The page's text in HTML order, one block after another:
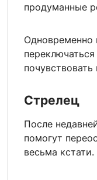
продуманные
Одновременно
Стрелец
После
помогут
весьма кстати.